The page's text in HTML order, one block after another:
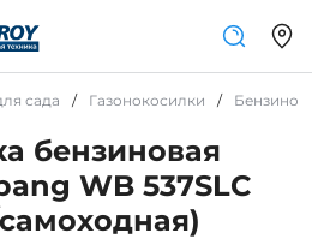
сада / Газонокосилки /
бензиновая
WB 537SLC